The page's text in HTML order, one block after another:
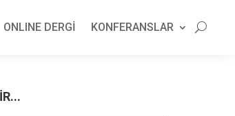
ONLINE DERGİ KONFERANSLAR